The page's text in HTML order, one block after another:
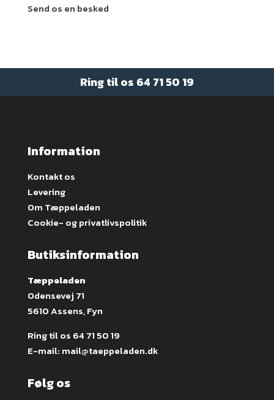
Send os en besked
Ring til os 64 71 50 19
Information
Kontakt os
Levering
Om Tæppeladen
Cookie- og privatlivspolitik
Butiksinformation
Tæppeladen
Odensevej 71
5610 Assens, Fyn
Ring til os 64 71 50 19
E-mail: mail@taeppeladen.dk
Følg os